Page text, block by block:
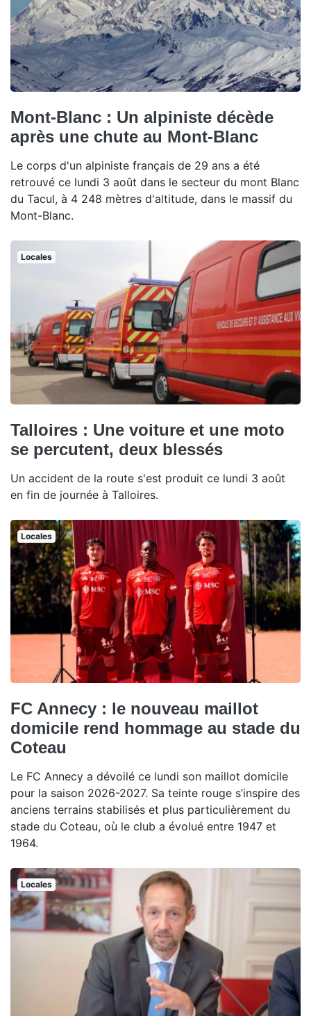
Mont-Blanc : Un alpiniste décède
après une chute au Mont-Blanc
Le corps d'un alpiniste français de 29 ans a été
retrouvé ce lundi 3 août dans le secteur du mont Blanc
du Tacul, à 4 248 mètres d'altitude, dans le massif du
Mont-Blanc.
Locales
Talloires : Une voiture et une moto
se percutent, deux blessés
Un accident de la route s'est produit ce lundi 3 août
en fin de journée à Talloires.
Locales
FC Annecy : le nouveau maillot
domicile rend hommage au stade du
Coteau
Le FC Annecy a dévoilé ce lundi son maillot domicile
pour la saison 2026-2027. Sa teinte rouge s’inspire des
anciens terrains stabilisés et plus particulièrement du
stade du Coteau, où le club a évolué entre 1947 et
1964.
Locales